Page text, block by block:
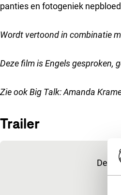
panties en fotogeniek
Wordt vertoond in combinatie
Deze film is Engels gesproken,
Zie ookBig Talk: Amanda
Trailer
Ingesloten inhoud van
Deze